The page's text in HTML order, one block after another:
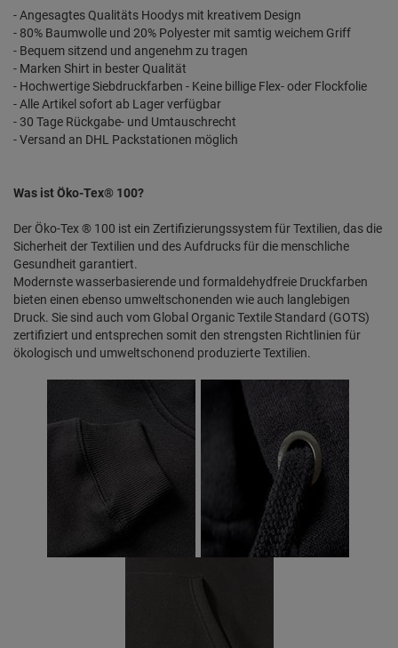
- Angesagtes Qualitäts Hoodys mit kreativem Design
- 80% Baumwolle und 20% Polyester mit samtig weichem Griff
- Bequem sitzend und angenehm zu tragen
- Marken Shirt in bester Qualität
- Hochwertige Siebdruckfarben - Keine billige Flex- oder Flockfolie
- Alle Artikel sofort ab Lager verfügbar
- 30 Tage Rückgabe- und Umtauschrecht
- Versand an DHL Packstationen möglich
Was ist Öko-Tex® 100?
Der Öko-Tex ® 100 ist ein Zertifizierungssystem für Textilien, das die
Sicherheit der Textilien und des Aufdrucks für die menschliche
Gesundheit garantiert.
Modernste wasserbasierende und formaldehydfreie Druckfarben
bieten einen ebenso umweltschonenden wie auch langlebigen
Druck. Sie sind auch vom Global Organic Textile Standard (GOTS)
zertifiziert und entsprechen somit den strengsten Richtlinien für
ökologisch und umweltschonend produzierte Textilien.